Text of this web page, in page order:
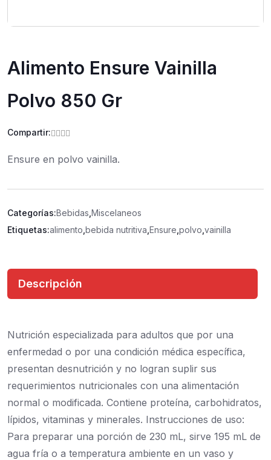
Alimento Ensure Vainilla
Polvo 850 Gr
Compartir:
Ensure en polvo vainilla.
Categorías:Bebidas Miscelaneos
Etiquetas:alimento bebida nutritiva Ensure polvo vainilla
Descripción
Nutrición especializada para adultos que por una
enfermedad o por una condición médica específica,
presentan desnutrición y no logran suplir sus
requerimientos nutricionales con una alimentación
normal o modificada. Contiene proteína, carbohidratos,
lípidos, vitaminas y minerales. Instrucciones de uso:
Para preparar una porción de 230 mL, sirve 195 mL de
agua fría o a temperatura ambiente en un vaso y